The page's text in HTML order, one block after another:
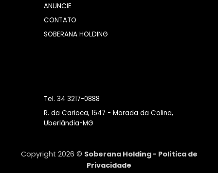
ANUNCIE
CONTATO
SOBERANA HOLDING
Tel. 34 3217-0888
R. da Carioca, 1547 - Morada da Colina,
Uberlândia-MG
Copyright 2026 © Soberana Holding - Política de
Privacidade